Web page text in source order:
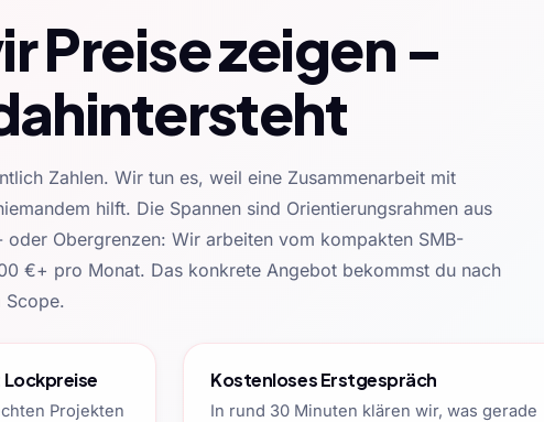
Preise zeigen –
Zahlen. Wir tun es, weil eine Zusammenarbeit mit
hilft. Die Spannen sind Orientierungsrahmen aus
oder Obergrenzen: Wir arbeiten vom kompakten SMB-
€+ pro Monat. Das konkrete Angebot bekommst du nach
Scope.
Projekten
Kostenloses Erstgespräch
In rund 30 Minuten klären wir, was gerade